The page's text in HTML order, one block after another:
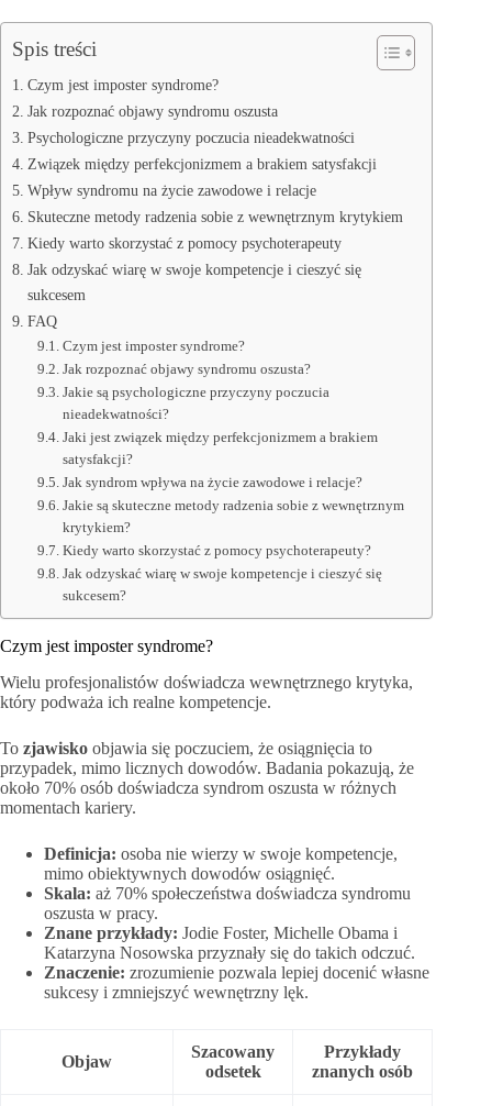
Spis treści
Czym jest imposter syndrome?
Jak rozpoznać objawy syndromu oszusta
Psychologiczne przyczyny poczucia nieadekwatności
Związek między perfekcjonizmem a brakiem satysfakcji
Wpływ syndromu na życie zawodowe i relacje
Skuteczne metody radzenia sobie z wewnętrznym krytykiem
Kiedy warto skorzystać z pomocy psychoterapeuty
Jak odzyskać wiarę w swoje kompetencje i cieszyć się
sukcesem
FAQ
Czym jest imposter syndrome?
Jak rozpoznać objawy syndromu oszusta?
Jakie są psychologiczne przyczyny poczucia
nieadekwatności?
Jaki jest związek między perfekcjonizmem a brakiem
satysfakcji?
Jak syndrom wpływa na życie zawodowe i relacje?
Jakie są skuteczne metody radzenia sobie z wewnętrznym
krytykiem?
Kiedy warto skorzystać z pomocy psychoterapeuty?
Jak odzyskać wiarę w swoje kompetencje i cieszyć się
sukcesem?
Czym jest imposter syndrome?
Wielu profesjonalistów doświadcza wewnętrznego krytyka,
który podważa ich realne kompetencje.
To zjawisko objawia się poczuciem, że osiągnięcia to
przypadek, mimo licznych dowodów. Badania pokazują, że
około 70% osób doświadcza syndrom oszusta w różnych
momentach kariery.
Definicja: osoba nie wierzy w swoje kompetencje,
mimo obiektywnych dowodów osiągnięć.
Skala: aż 70% społeczeństwa doświadcza syndromu
oszusta w pracy.
Znane przykłady: Jodie Foster, Michelle Obama i
Katarzyna Nosowska przyznały się do takich odczuć.
Znaczenie: zrozumienie pozwala lepiej docenić własne
sukcesy i zmniejszyć wewnętrzny lęk.
Objaw
Szacowany
odsetek
Przykłady
znanych osób